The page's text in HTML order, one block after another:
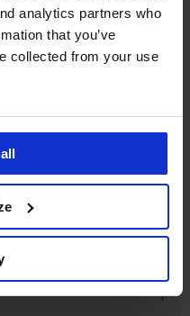
analytics partners who
that you’ve
collected from your use